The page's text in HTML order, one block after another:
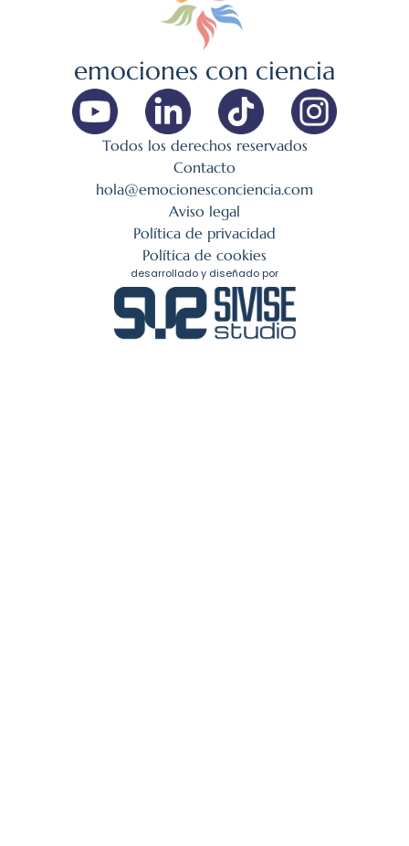
emociones con ciencia
Todos los derechos reservados
Contacto
hola@emocionesconciencia.com
Aviso legal
Política de privacidad
Política de cookies
desarrollado y diseñado por